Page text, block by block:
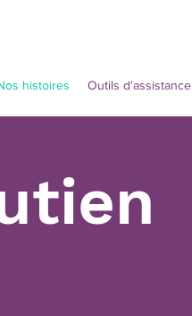
histoires Outils d'assistance